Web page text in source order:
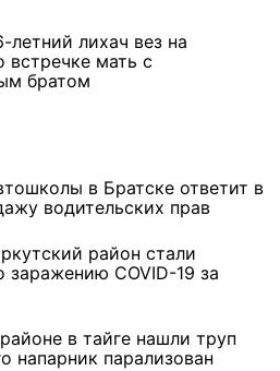
летний лихач вез на
встречке мать с
братом
в Братске ответит в
водительских прав
район стали
заражению COVID-19 за
в тайге нашли труп
напарник парализован